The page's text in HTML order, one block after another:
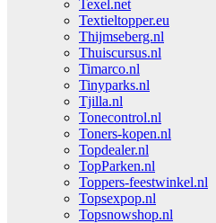
Texel.net
Textieltopper.eu
Thijmseberg.nl
Thuiscursus.nl
Timarco.nl
Tinyparks.nl
Tjilla.nl
Tonecontrol.nl
Toners-kopen.nl
Topdealer.nl
TopParken.nl
Toppers-feestwinkel.nl
Topsexpop.nl
Topsnowshop.nl